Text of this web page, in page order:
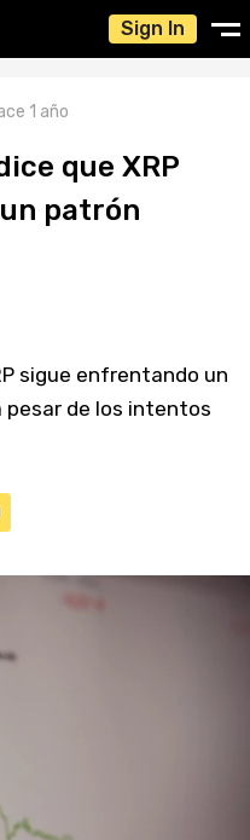
Sign In
1 año
que XRP
patrón
sigue enfrentando un
de los intentos